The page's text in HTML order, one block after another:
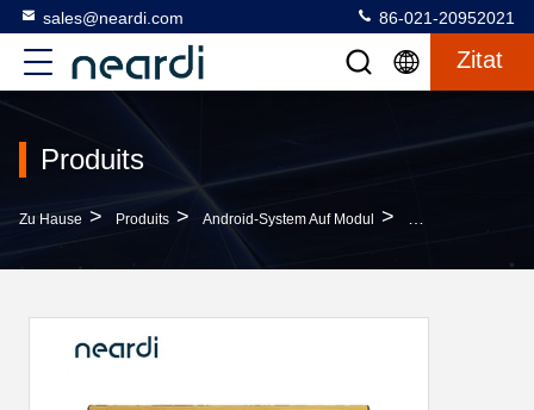
sales@neardi.com 86-021-20952021
Zitat
Produits
Zu Hause > Produits > Android-System Auf Modul > Industrial SATA3.0